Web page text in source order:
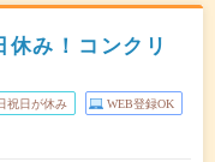
み！コンクリ
祝日が休み WEB登録OK